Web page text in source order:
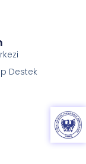
Destek